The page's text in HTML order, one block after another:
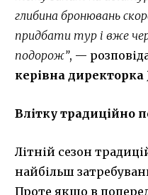
глибина бронювань
придбати тур і вже
подорож”, —
керівна директорка
Влітку традиційно
Літній сезон
найбільш
Проте якщо в